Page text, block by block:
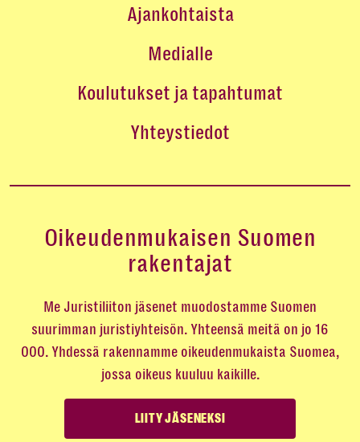
Ajankohtaista
Medialle
Koulutukset ja tapahtumat
Yhteystiedot
Oikeudenmukaisen Suomen
rakentajat
Me Juristiliiton jäsenet muodostamme Suomen
suurimman juristiyhteisön. Yhteensä meitä on jo 16
000. Yhdessä rakennamme oikeudenmukaista Suomea,
jossa oikeus kuuluu kaikille.
LIITY JÄSENEKSI